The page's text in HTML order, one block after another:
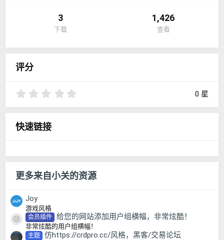
3
下载
1,426
查看
评分
0 星
快速链接
更多来自小关的资源
Joy
游戏风格
资源图标
会员插件 给您的网站添加用户组横幅，非常炫酷！
非常炫酷的用户组横幅！
主题 仿https://crdpro.cc/风格，黑客/交易论坛